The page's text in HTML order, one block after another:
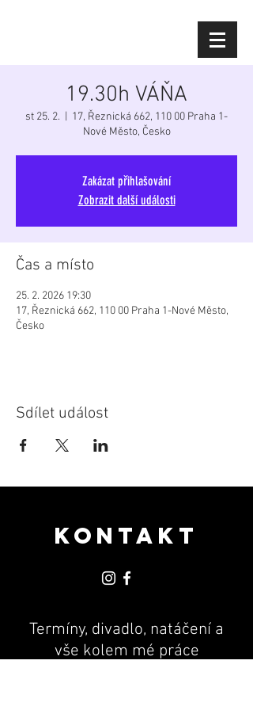
19.30h VÁŇA
st 25. 2.
17, Řeznická 662, 110 00 Praha 1-
Nové Město, Česko
Zakázat přihlašování
Zobrazit další události
Čas a místo
25. 2. 2026 19:30
17, Řeznická 662, 110 00 Praha 1-Nové Město,
Česko
Sdílet událost
KONTAKT
Termíny, divadlo, natáčení a
vše kolem mé práce